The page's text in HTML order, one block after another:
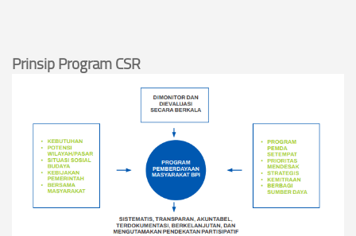
Prinsip Program CSR